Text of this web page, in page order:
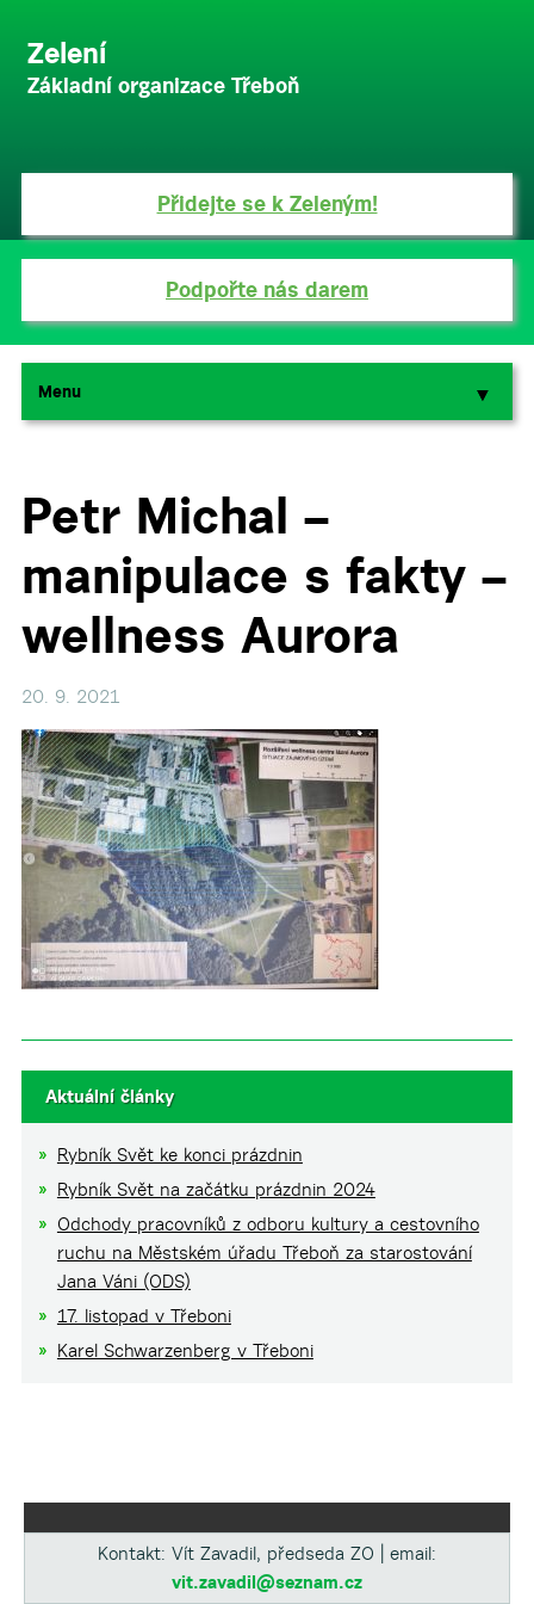
Zelení
Základní organizace Třeboň
Přidejte se k Zeleným!
Podpořte nás darem
Menu ▼
▼
Petr Michal –
manipulace s fakty –
wellness Aurora
20. 9. 2021
Aktuální články
Rybník Svět ke konci prázdnin
Rybník Svět na začátku prázdnin 2024
Odchody pracovníků z odboru kultury a cestovního
ruchu na Městském úřadu Třeboň za starostování
Jana Váni (ODS)
17. listopad v Třeboni
Karel Schwarzenberg v Třeboni
Kontakt: Vít Zavadil, předseda ZO | email:
vit.zavadil@seznam.cz